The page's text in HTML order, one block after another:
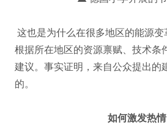
这也是为什么在很多地区的能源
根据所在地区的资源禀赋、技术条
建议。事实证明，来自公众提出的
的。
如何激发热情